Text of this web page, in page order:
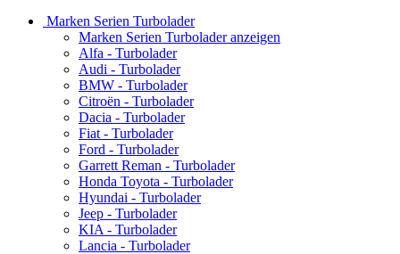
Marken Serien Turbolader
Marken Serien Turbolader anzeigen
Alfa - Turbolader
Audi - Turbolader
BMW - Turbolader
Citroën - Turbolader
Dacia - Turbolader
Fiat - Turbolader
Ford - Turbolader
Garrett Reman - Turbolader
Honda Toyota - Turbolader
Hyundai - Turbolader
Jeep - Turbolader
KIA - Turbolader
Lancia - Turbolader